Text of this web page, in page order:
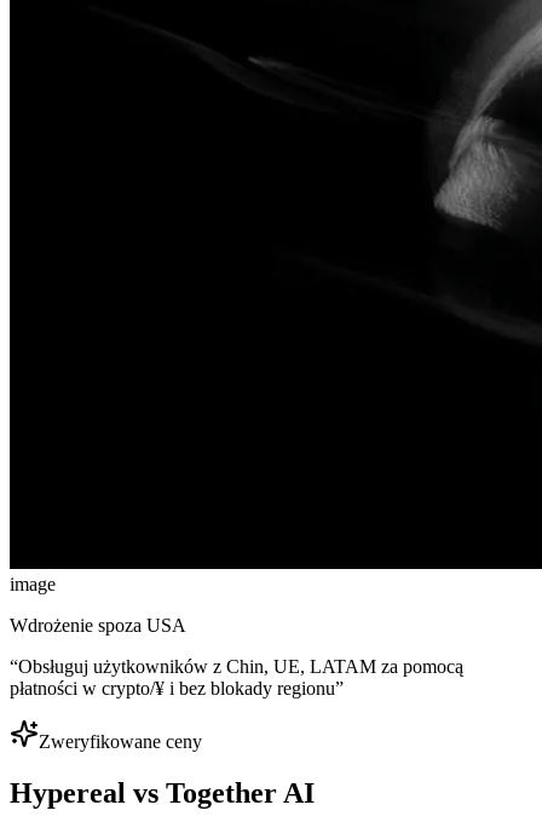
image
Wdrożenie spoza USA
“Obsługuj użytkowników z Chin, UE, LATAM za pomocą
płatności w crypto/¥ i bez blokady regionu”
Zweryfikowane ceny
Hypereal vs Together AI